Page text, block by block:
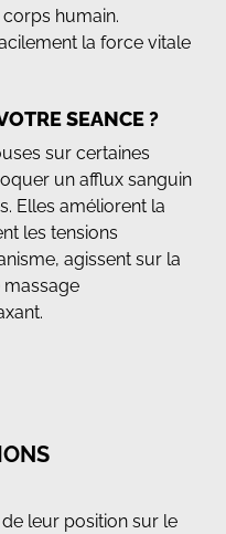
humain.
la force vitale
SEANCE ?
sur certaines
un afflux sanguin
Elles améliorent la
les tensions
agissent sur la
massage
leur position sur le